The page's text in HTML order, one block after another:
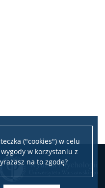
("cookies") w celu
w korzystaniu z
na to zgodę?